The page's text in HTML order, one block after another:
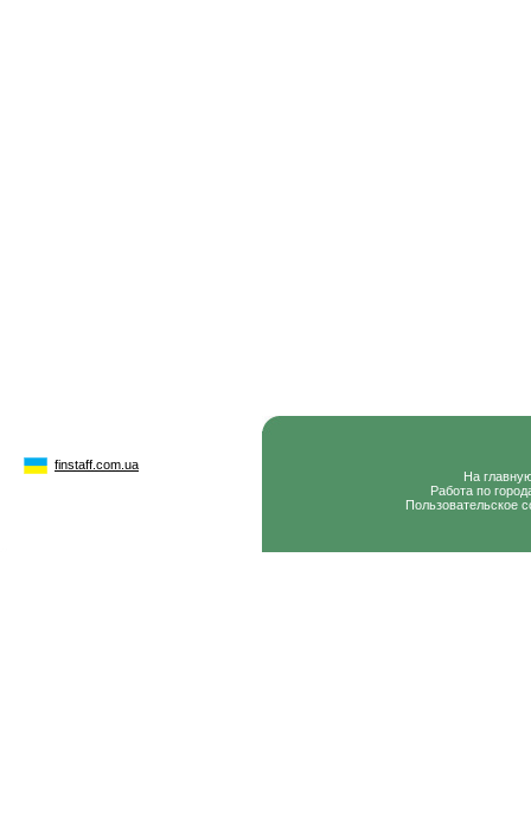
finstaff.com.ua
На
Работа по
Пользовательское